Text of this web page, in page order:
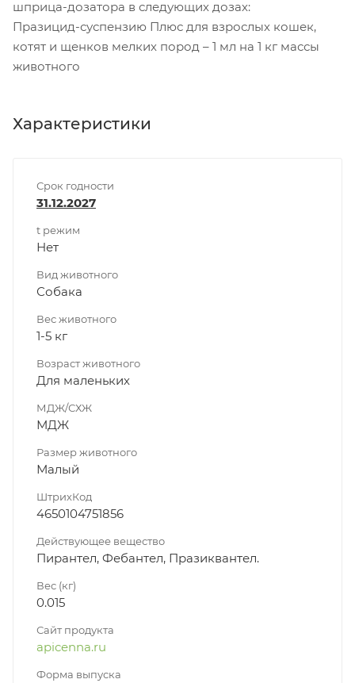
шприца-дозатора в следующих дозах:
Празицид-суспензию Плюс для взрослых кошек,
котят и щенков мелких пород – 1 мл на 1 кг массы
животного
Характеристики
Срок годности
31.12.2027
t режим
Нет
Вид животного
Собака
Вес животного
1-5 кг
Возраст животного
Для маленьких
МДЖ/СХЖ
МДЖ
Размер животного
Малый
ШтрихКод
4650104751856
Действующее вещество
Пирантел, Фебантел, Празиквантел.
Вес (кг)
0.015
Сайт продукта
apicenna.ru
Форма выпуска